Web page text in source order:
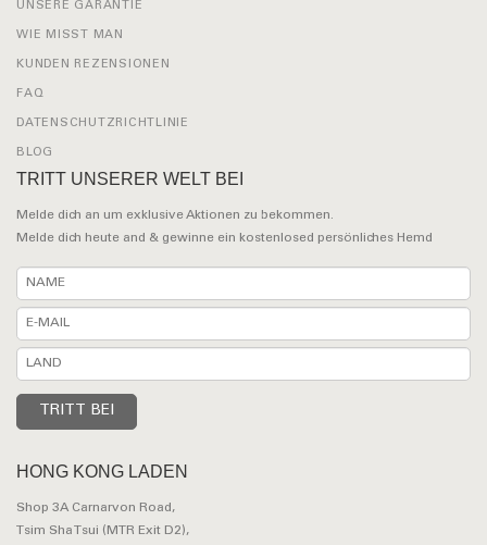
UNSERE GARANTIE
WIE MISST MAN
KUNDEN REZENSIONEN
FAQ
DATENSCHUTZRICHTLINIE
BLOG
TRITT UNSERER WELT BEI
Melde dich an um exklusive Aktionen zu bekommen.
Melde dich heute and & gewinne ein kostenlosed persönliches Hemd
HONG KONG LADEN
Shop 3A Carnarvon Road,
Tsim Sha Tsui (MTR Exit D2),